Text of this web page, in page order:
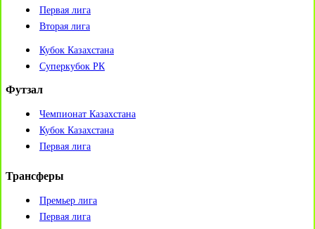
Первая лига
Вторая лига
Кубок Казахстана
Суперкубок РК
Футзал
Чемпионат Казахстана
Кубок Казахстана
Первая лига
Трансферы
Премьер лига
Первая лига